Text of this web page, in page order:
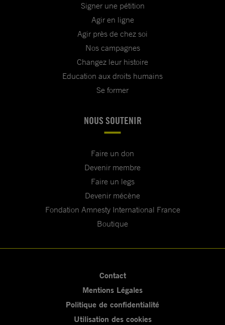
Signer une pétition
Agir en ligne
Agir près de chez soi
Nos campagnes
Changez leur histoire
Education aux droits humains
Se former
NOUS SOUTENIR
Faire un don
Devenir membre
Faire un legs
Devenir mécène
Fondation Amnesty International France
Boutique
Contact
Mentions Légales
Politique de confidentialité
Utilisation des cookies